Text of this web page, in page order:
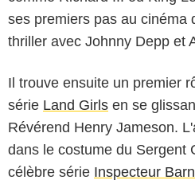
ses premiers pas au cinéma
thriller avec Johnny Depp et
Il trouve ensuite un premier
série Land Girls en se
Révérend Henry Jameson.
dans le costume du Sergent
célèbre série Inspecteur